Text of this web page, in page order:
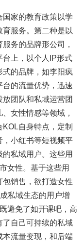
家的教育政策以学
服务。第二种是以
务的品牌形公司，
上，以个人IP形式
式的品牌，如李阳疯
的流量优势，迅速
团队和私域运营团
女性情感等领域，
自身特点，定制
小红书等短视频平
私域用户。这些用
女性。基于这些用
包销售，欲打造女性
私域生态的用户增
避免了如开课吧，高
自己可持续的私域
本流量变现，和后端